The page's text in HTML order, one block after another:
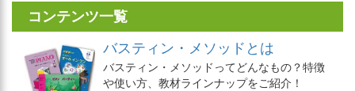
コンテンツ一覧
バスティン・メソッドとは
バスティン・メソッドってどんなもの？特徴
や使い方、教材ラインナップをご紹介！